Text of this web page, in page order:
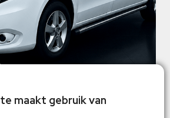
v.a. € 129,-
maakt gebruik van